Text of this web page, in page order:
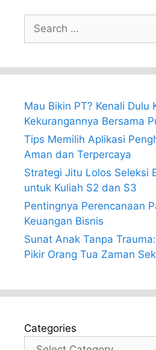
for:
Mau Bikin PT? Kenali Dulu
Kekurangannya Bersama
Tips Memilih Aplikasi
Aman dan Terpercaya
Strategi Jitu Lolos Seleksi
untuk Kuliah S2 dan S3
Pentingnya Perencanaan
Keuangan Bisnis
Sunat Anak Tanpa
Pikir Orang Tua Zaman
Categories